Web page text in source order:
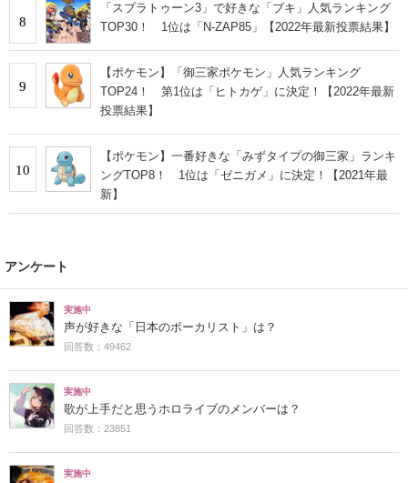
8
「スプラトゥーン3」で好きな「ブキ」人気ランキング
TOP30！ 1位は「N-ZAP85」【2022年最新投票結果】
9
【ポケモン】「御三家ポケモン」人気ランキング
TOP24！ 第1位は「ヒトカゲ」に決定！【2022年最新
投票結果】
10
【ポケモン】一番好きな「みずタイプの御三家」ランキ
ングTOP8！ 1位は「ゼニガメ」に決定！【2021年最
新】
アンケート
実施中
声が好きな「日本のボーカリスト」は？
回答数：49462
実施中
歌が上手だと思うホロライブのメンバーは？
回答数：23851
実施中